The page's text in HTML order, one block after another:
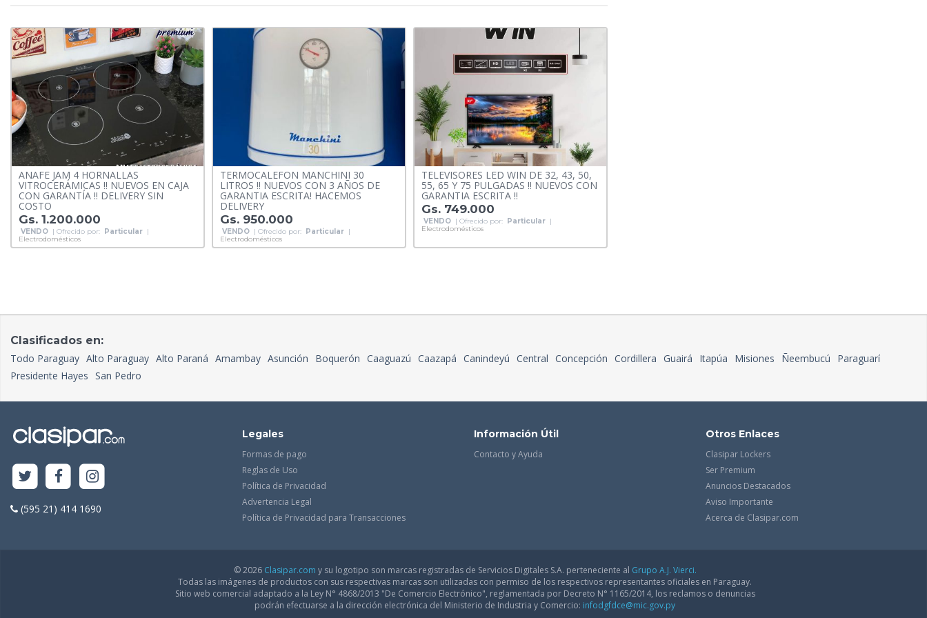
ANAFE JAM 4 HORNALLAS
VITROCERÁMICAS !! NUEVOS EN CAJA
CON GARANTÍA !! DELIVERY SIN
COSTO
Gs. 1.200.000
VENDO | Ofrecido por: Particular |
Electrodomésticos
TERMOCALEFON MANCHINI 30
LITROS !! NUEVOS CON 3 AÑOS DE
GARANTIA ESCRITA! HACEMOS
DELIVERY
Gs. 950.000
VENDO | Ofrecido por: Particular |
Electrodomésticos
TELEVISORES LED WIN DE 32, 43, 50,
55, 65 Y 75 PULGADAS !! NUEVOS CON
GARANTIA ESCRITA !!
Gs. 749.000
VENDO | Ofrecido por: Particular |
Electrodomésticos
Clasificados en:
Todo Paraguay Alto Paraguay Alto Paraná Amambay Asunción Boquerón Caaguazú Caazapá Canindeyú Central Concepción Cordillera Guairá Itapúa Misiones Ñeembucú
Paraguarí
Presidente Hayes San Pedro
(595 21) 414 1690
Legales
Formas de pago
Reglas de Uso
Política de Privacidad
Advertencia Legal
Política de Privacidad para Transacciones
Información Útil
Contacto y Ayuda
Otros Enlaces
Clasipar Lockers
Ser Premium
Anuncios Destacados
Aviso Importante
Acerca de Clasipar.com
© 2026 Clasipar.com y su logotipo son marcas registradas de Servicios Digitales S.A. perteneciente al Grupo A.J. Vierci.
Todas las imágenes de productos con sus respectivas marcas son utilizadas con permiso de los respectivos representantes oficiales en Paraguay.
Sitio web comercial adaptado a la Ley N° 4868/2013 "De Comercio Electrónico", reglamentada por Decreto N° 1165/2014, los reclamos o denuncias
podrán efectuarse a la dirección electrónica del Ministerio de Industria y Comercio: infodgfdce@mic.gov.py